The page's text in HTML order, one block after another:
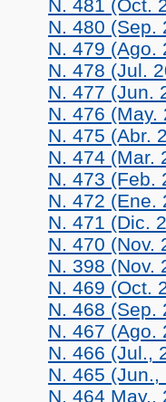
N. 481 (Oct.
N. 480 (Sep.
N. 479 (Ago.
N. 478 (Jul.
N. 477 (Jun.
N. 476 (May.
N. 475 (Abr.
N. 474 (Mar.
N. 473 (Feb.
N. 472 (Ene.
N. 471 (Dic.
N. 470 (Nov.
N. 398 (Nov.
N. 469 (Oct.
N. 468 (Sep.
N. 467 (Ago.
N. 466 (Jul.,
N. 465 (Jun.,
N. 464 May.,